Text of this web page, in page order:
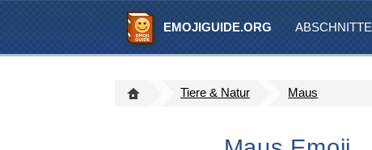
EMOJIGUIDE.ORG ABSCHNITTE
Tiere & Natur Maus